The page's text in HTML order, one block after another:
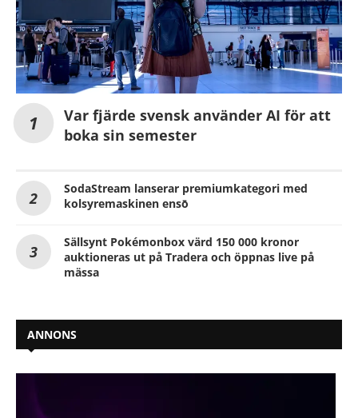
Var fjärde svensk använder AI för att
boka sin semester
SodaStream lanserar premiumkategori med
kolsyremaskinen ensō
Sällsynt Pokémonbox värd 150 000 kronor
auktioneras ut på Tradera och öppnas live på
mässa
ANNONS